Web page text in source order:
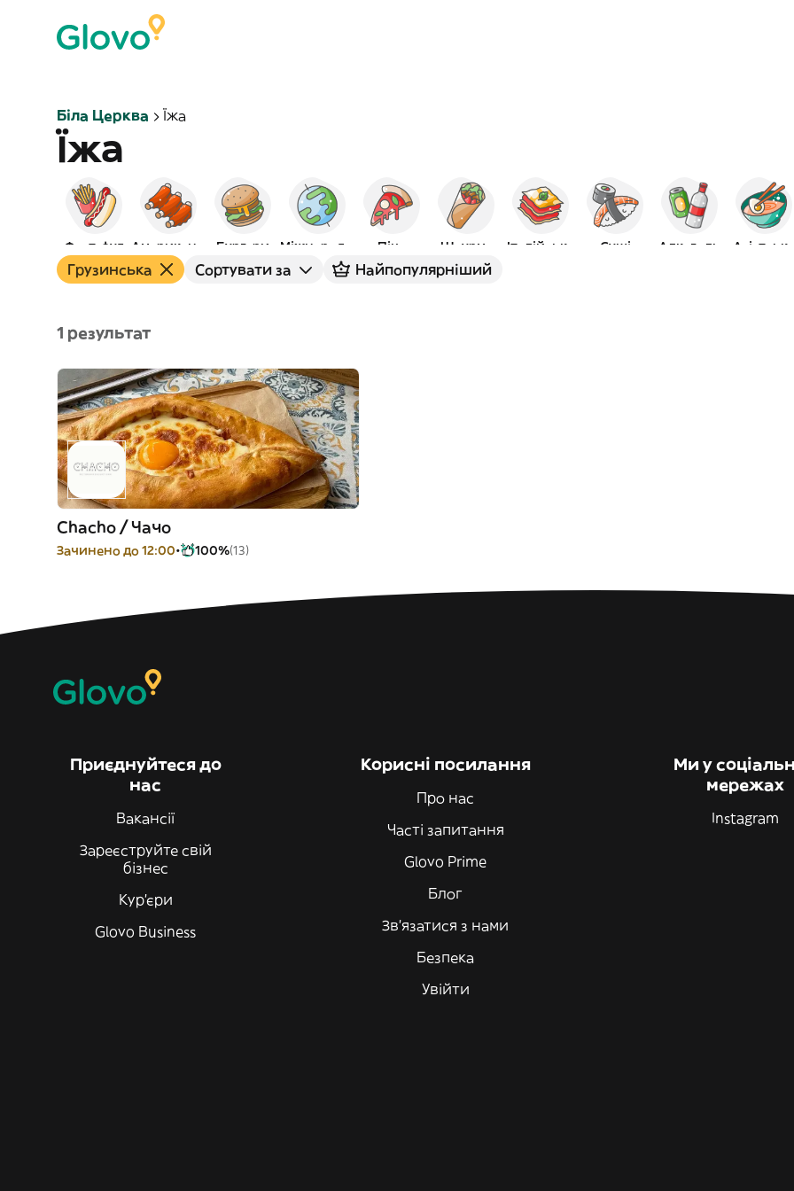
Біла Церква Їжа
Їжа
Фаст-фуд Бургери Піца Шаурма Італійська Суші Алкоголь Азіатська
Грузинська Сортувати за Найпопулярніший
1 результат
Chacho / Чачо
Зачинено до 12:00 100%(13)
Приєднуйтеся до
нас
Вакансії
Зареєструйте свій
бізнес
Кур'єри
Glovo Business
Корисні посилання
Про нас
Часті запитання
Glovo Prime
Блог
Зв'язатися з нами
Безпека
Увійти
Ми у
мережах
Instagram